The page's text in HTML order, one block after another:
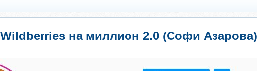
Wildberries на миллион 2.0 (Софи Азарова)